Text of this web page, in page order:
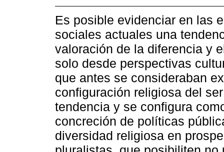
Es posible evidenciar en las
sociales actuales una
valoración de la diferencia y
solo desde perspectivas
que antes se consideraban
configuración religiosa del
tendencia y se configura
concreción de políticas
diversidad religiosa en